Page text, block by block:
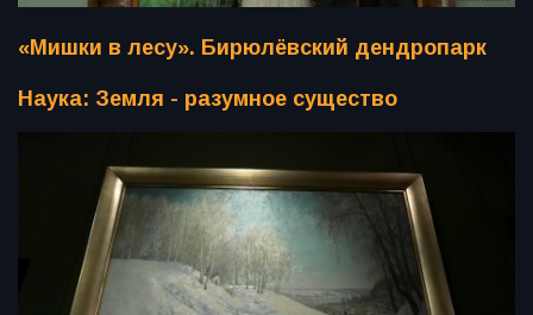
«Мишки в лесу». Бирюлёвский дендропарк
Наука: Земля - разумное существо